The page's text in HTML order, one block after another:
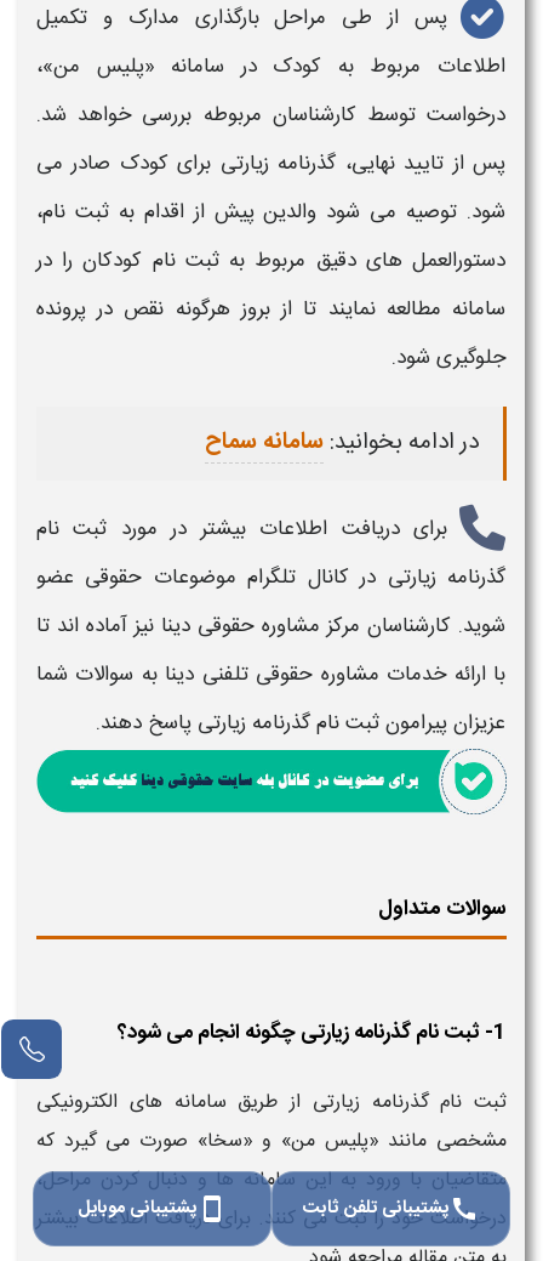
پس از طی مراحل بارگذاری مدارک و تکمیل
اطلاعات مربوط به کودک در سامانه «پلیس من»،
درخواست توسط کارشناسان مربوطه بررسی خواهد شد.
پس از تایید نهایی، گذرنامه زیارتی برای کودک صادر می‌
شود. توصیه می‌ شود والدین پیش از اقدام بهثبت نام،
دستورالعمل‌ های دقیق مربوط به ثبت نام کودکان را در
سامانه مطالعه نمایند تا از بروز هرگونه نقص در پرونده
جلوگیری شود.
در ادامه بخوانید:سامانه سماح
برای دریافت اطلاعات بیشتر در مورد ثبت نام
گذرنامه زیارتی در کانال تلگرام موضوعات حقوقی عضو
شوید. کارشناسان مرکز مشاوره حقوقی دینا نیز آماده اند تا
با ارائه خدمات مشاوره حقوقی تلفنی دینا به سوالات شما
عزیزان پیرامونثبت نام گذرنامه زیارتی پاسخ دهند.
سوالات متداول
1- ثبت نام گذرنامه زیارتی چگونه انجام می‌ شود؟
ثبت نام گذرنامه زیارتی از طریق سامانه‌ های الکترونیکی
مشخصی مانند «پلیس من» و «سخا» صورت می‌ گیرد که
متقاضیان با ورود به این سامانه‌ ها و دنبال کردن مراحل،
درخواست خود را ثبت می‌ کنند. برای دریافت اطلاعات بیشتر
callپشتیبانی تلفن ثابت smartphone پشتیبانی موبایل